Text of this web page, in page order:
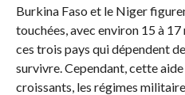
Burkina Faso et le Niger
touchées, avec environ 15 à
ces trois pays qui dépendent
survivre. Cependant, cette
croissants, les régimes